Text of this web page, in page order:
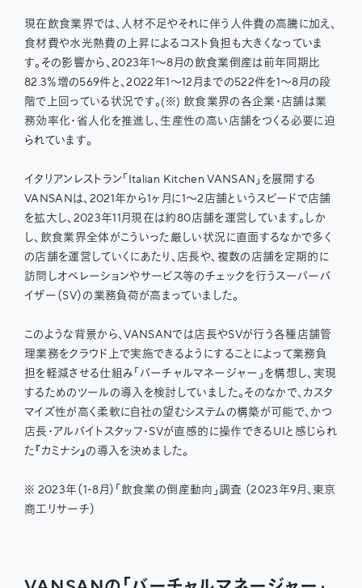
現在飲食業界では、人材不足やそれに伴う人件費の高騰に加え、
食材費や水光熱費の上昇によるコスト負担も大きくなっていま
す。その影響から、2023年1〜8月の飲食業倒産は前年同期比
82.3％増の569件と、2022年1〜12月までの522件を1〜8月の段
階で上回っている状況です。(※) 飲食業界の各企業・店舗は業
務効率化・省人化を推進し、生産性の高い店舗をつくる必要に迫
られています。
イタリアンレストラン「Italian Kitchen VANSAN」を展開する
VANSANは、2021年から1ヶ月に1〜2店舗というスピードで店舗
を拡大し、2023年11月現在は約80店舗を運営しています。しか
し、飲食業界全体がこういった厳しい状況に直面するなかで多く
の店舗を運営していくにあたり、店長や、複数の店舗を定期的に
訪問しオペレーションやサービス等のチェックを行うスーパーバ
イザー（SV）の業務負荷が高まっていました。
このような背景から、VANSANでは店長やSVが行う各種店舗管
理業務をクラウド上で実施できるようにすることによって業務負
担を軽減させる仕組み「バーチャルマネージャー」を構想し、実現
するためのツールの導入を検討していました。そのなかで、カスタ
マイズ性が高く柔軟に自社の望むシステムの構築が可能で、かつ
店長・アルバイトスタッフ・SVが直感的に操作できるUIと感じられ
た『カミナシ』の導入を決めました。
※ 2023年（1-8月）「飲食業の倒産動向」調査 （2023年9月、東京
商工リサーチ）